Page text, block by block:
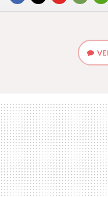
FACEBOOK
TWITTERFLIPBOARD
E-